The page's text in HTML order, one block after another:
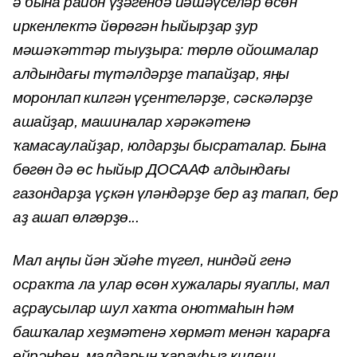
иркенлектә йөрөгән һыйырҙар ҙур
мәшәҡәттәр тыуҙыра: төрлө ойошмалар
алдындағы түтәлдәрҙе тапайҙар, яңы
моронлап килгән үҫентеләрҙе, сәскәләрҙе
ашайҙар, машиналар хәрәкәтенә
ҡамасаулайҙар, юлдарҙы бысраталар. Бына
бөгөн дә өс һыйыр ДОСААФ алдындағы
газондарҙа үҫкән үләндәрҙе бер аҙ тапап, бер
аҙ ашап өлгөрҙө...
Мал аңлы йән эйәһе түгел, ниндәй генә
осраҡта ла улар өсөн хужалары яуаплы, мал
аҫраусылар шул хаҡта онотмаһын һәм
башҡалар хеҙмәтенә хөрмәт менән ҡарарға